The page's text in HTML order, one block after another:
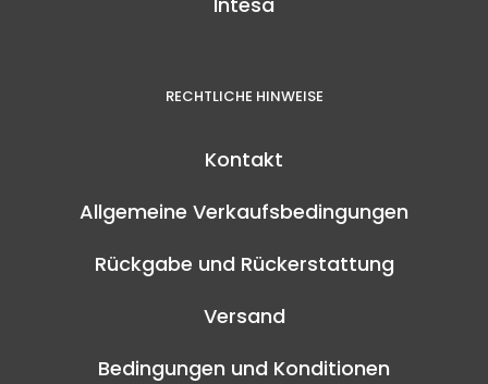
RECHTLICHE HINWEISE
Kontakt
Allgemeine Verkaufsbedingungen
Rückgabe und Rückerstattung
Versand
Bedingungen und Konditionen